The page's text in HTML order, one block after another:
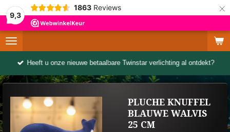
9,3
1863 Reviews ×
Heeft u onze nieuwe betaalbare Twinstar verlichting al ontdekt?
PLUCHE KNUFFEL
BLAUWE WALVIS
25 CM